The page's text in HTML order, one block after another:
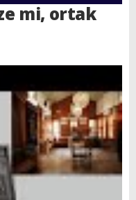
mi, ortak